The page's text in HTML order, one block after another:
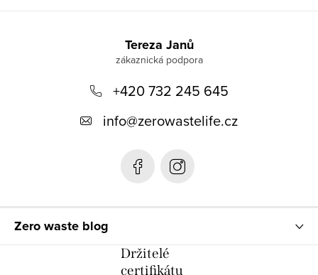
Tereza Janů
+420 732 245 645
info@zerowastelife.cz
Zero waste blog
Držitelé
certifikátu